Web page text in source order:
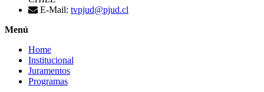
E-Mail: tvpjud@pjud.cl
Menú
Home
Institucional
Juramentos
Programas